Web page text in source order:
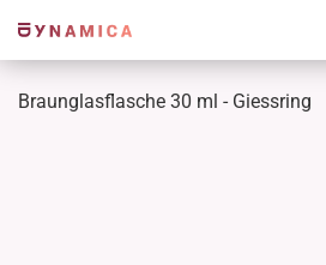
Braunglasflasche 30 ml - Giessring